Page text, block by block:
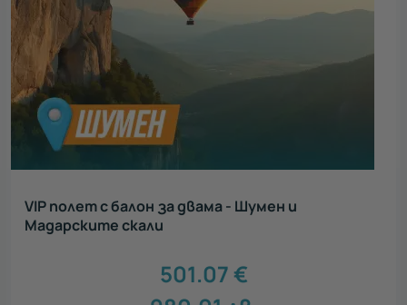
VIP полет с балон за двама - Шумен и
Мадарските скали
501.07€